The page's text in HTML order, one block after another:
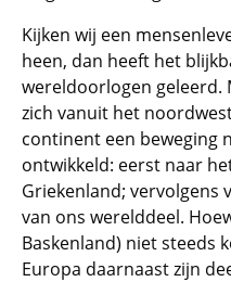
Kijken wij een
heen, dan heeft het
wereldoorlogen geleerd.
zich vanuit het
continent een beweging
ontwikkeld: eerst naar
Griekenland; vervolgens
van ons werelddeel.
Baskenland) niet steeds
Europa daarnaast zijn